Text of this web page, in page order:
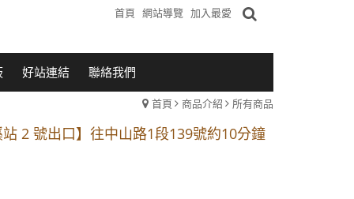
首頁 網站導覽 加入最愛
好站連結 聯絡我們
首頁 商品介紹 所有商品
段 到永平路路口(樂華夜市口)門口可停車
2 號出口】往中山路1段139號約10分鐘